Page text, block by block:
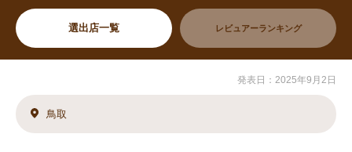
選出店一覧 レビュアーランキング
発表日：2025年9月2日
鳥取